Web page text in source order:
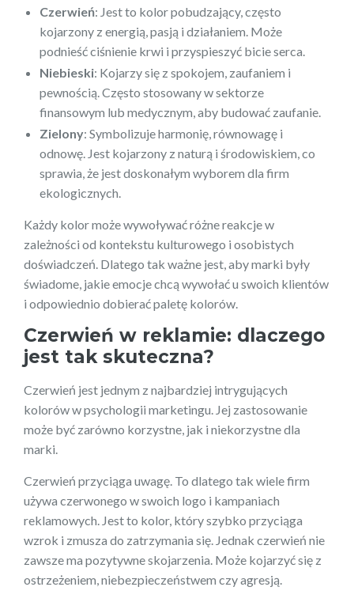
Czerwień: Jest to kolor pobudzający, często
kojarzony z energią, pasją i działaniem. Może
podnieść ciśnienie krwi i przyspieszyć bicie serca.
Niebieski: Kojarzy się z spokojem, zaufaniem i
pewnością. Często stosowany w sektorze
finansowym lub medycznym, aby budować zaufanie.
Zielony: Symbolizuje harmonię, równowagę i
odnowę. Jest kojarzony z naturą i środowiskiem, co
sprawia, że jest doskonałym wyborem dla firm
ekologicznych.
Każdy kolor może wywoływać różne reakcje w
zależności od kontekstu kulturowego i osobistych
doświadczeń. Dlatego tak ważne jest, aby marki były
świadome, jakie emocje chcą wywołać u swoich klientów
i odpowiednio dobierać paletę kolorów.
Czerwień w reklamie: dlaczego
jest tak skuteczna?
Czerwień jest jednym z najbardziej intrygujących
kolorów w psychologii marketingu. Jej zastosowanie
może być zarówno korzystne, jak i niekorzystne dla
marki.
Czerwień przyciąga uwagę. To dlatego tak wiele firm
używa czerwonego w swoich logo i kampaniach
reklamowych. Jest to kolor, który szybko przyciąga
wzrok i zmusza do zatrzymania się. Jednak czerwień nie
zawsze ma pozytywne skojarzenia. Może kojarzyć się z
ostrzeżeniem, niebezpieczeństwem czy agresją.